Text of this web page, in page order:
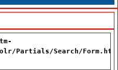
Partials/Search/